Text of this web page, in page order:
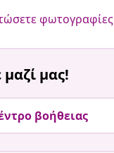
φωτογραφίες
μας!
βοήθειας